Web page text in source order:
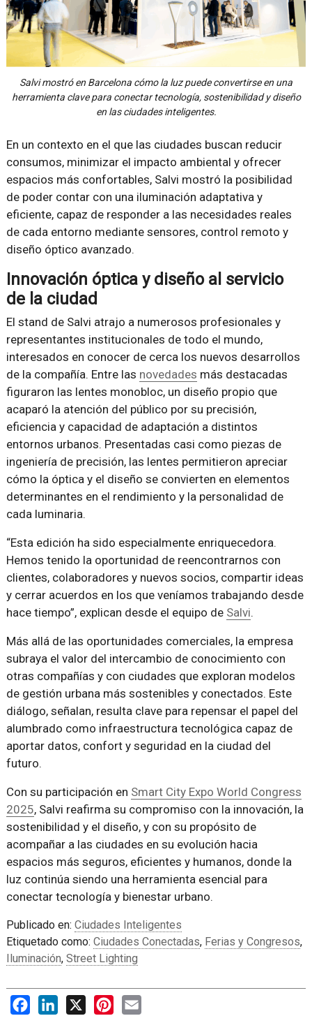
Salvi mostró en Barcelona cómo la luz puede convertirse en una
herramienta clave para conectar tecnología, sostenibilidad y diseño
en las ciudades inteligentes.
En un contexto en el que las ciudades buscan reducir
consumos, minimizar el impacto ambiental y ofrecer
espacios más confortables, Salvi mostró la posibilidad
de poder contar con una iluminación adaptativa y
eficiente, capaz de responder a las necesidades reales
de cada entorno mediante sensores, control remoto y
diseño óptico avanzado.
Innovación óptica y diseño al servicio
de la ciudad
El stand de Salvi atrajo a numerosos profesionales y
representantes institucionales de todo el mundo,
interesados en conocer de cerca los nuevos desarrollos
de la compañía. Entre las novedades más destacadas
figuraron las lentes monobloc, un diseño propio que
acaparó la atención del público por su precisión,
eficiencia y capacidad de adaptación a distintos
entornos urbanos. Presentadas casi como piezas de
ingeniería de precisión, las lentes permitieron apreciar
cómo la óptica y el diseño se convierten en elementos
determinantes en el rendimiento y la personalidad de
cada luminaria.
“Esta edición ha sido especialmente enriquecedora.
Hemos tenido la oportunidad de reencontrarnos con
clientes, colaboradores y nuevos socios, compartir ideas
y cerrar acuerdos en los que veníamos trabajando desde
hace tiempo”, explican desde el equipo de Salvi.
Más allá de las oportunidades comerciales, la empresa
subraya el valor del intercambio de conocimiento con
otras compañías y con ciudades que exploran modelos
de gestión urbana más sostenibles y conectados. Este
diálogo, señalan, resulta clave para repensar el papel del
alumbrado como infraestructura tecnológica capaz de
aportar datos, confort y seguridad en la ciudad del
futuro.
Con su participación en Smart City Expo World Congress
2025, Salvi reafirma su compromiso con la innovación, la
sostenibilidad y el diseño, y con su propósito de
acompañar a las ciudades en su evolución hacia
espacios más seguros, eficientes y humanos, donde la
luz continúa siendo una herramienta esencial para
conectar tecnología y bienestar urbano.
Publicado en: Ciudades Inteligentes
Etiquetado como: Ciudades Conectadas, Ferias y Congresos,
Iluminación, Street Lighting
FacebookLinkedIn Pinterest